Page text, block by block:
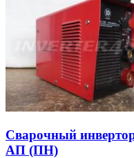
Сварочный
АП (ПН)